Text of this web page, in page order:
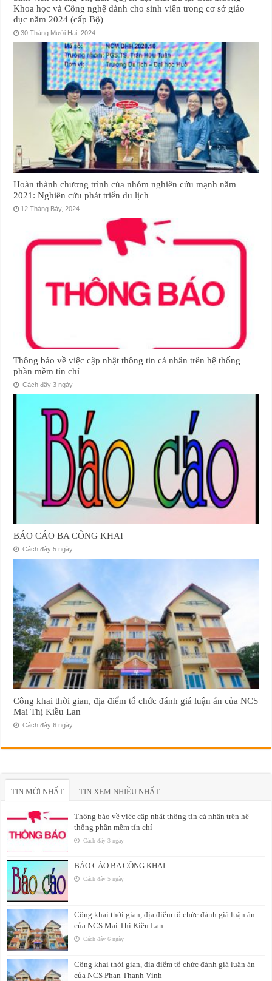
Khoa học và Công nghệ dành cho sinh viên trong cơ sở giáo
dục năm 2024 (cấp Bộ)
30 Tháng Mười Hai, 2024
Hoàn thành chương trình của nhóm nghiên cứu mạnh năm
2021: Nghiên cứu phát triển du lịch
12 Tháng Bảy, 2024
Thông báo về việc cập nhật thông tin cá nhân trên hệ thống
phần mềm tín chỉ
Cách đây 3 ngày
BÁO CÁO BA CÔNG KHAI
Cách đây 5 ngày
Công khai thời gian, địa điểm tổ chức đánh giá luận án của NCS
Mai Thị Kiều Lan
Cách đây 6 ngày
TIN MỚI NHẤT TIN XEM NHIỀU NHẤT
Thông báo về việc cập nhật thông tin cá nhân trên hệ
thống phần mềm tín chỉ
Cách đây 3 ngày
BÁO CÁO BA CÔNG KHAI
Cách đây 5 ngày
Công khai thời gian, địa điểm tổ chức đánh giá luận án
của NCS Mai Thị Kiều Lan
Cách đây 6 ngày
Công khai thời gian, địa điểm tổ chức đánh giá luận án
của NCS Phan Thanh Vịnh